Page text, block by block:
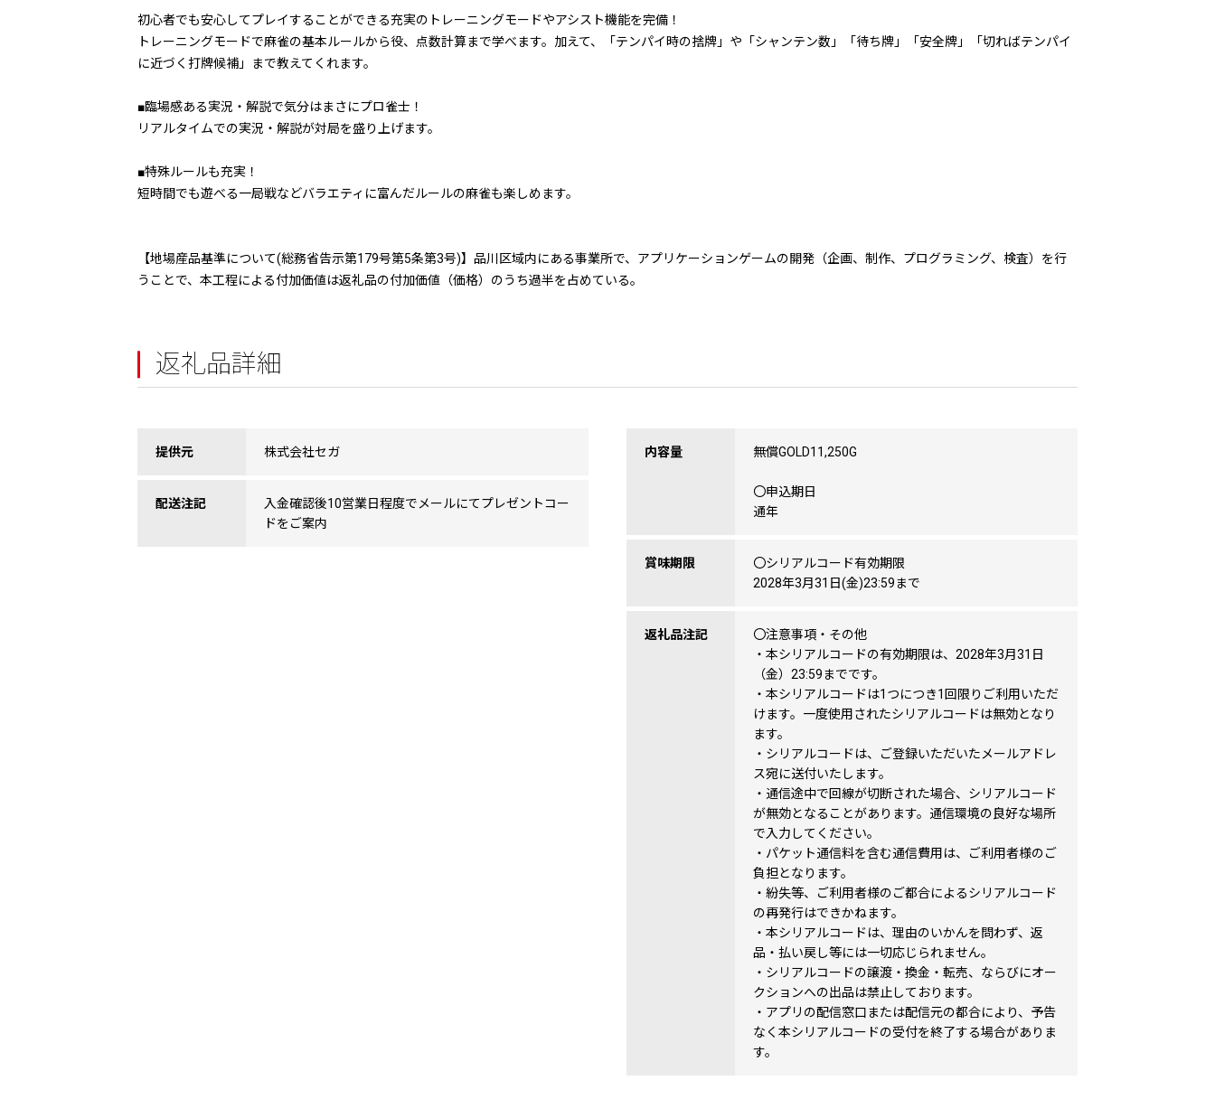
初心者でも安心してプレイすることができる充実のトレーニングモードやアシスト機能を完備！
トレーニングモードで麻雀の基本ルールから役、点数計算まで学べます。加えて、「テンパイ時の捨牌」や「シャンテン数」「待ち牌」「安全牌」「切ればテンパイ
に近づく打牌候補」まで教えてくれます。
■臨場感ある実況・解説で気分はまさにプロ雀士！
リアルタイムでの実況・解説が対局を盛り上げます。
■特殊ルールも充実！
短時間でも遊べる一局戦などバラエティに富んだルールの麻雀も楽しめます。
【地場産品基準について(総務省告示第179号第5条第3号)】品川区域内にある事業所で、アプリケーションゲームの開発（企画、制作、プログラミング、検査）を行
うことで、本工程による付加価値は返礼品の付加価値（価格）のうち過半を占めている。
返礼品詳細
提供元 株式会社セガ
配送注記
入金確認後10営業日程度でメールにてプレゼントコー
ドをご案内
内容量 無償GOLD11,250G
〇申込期日
通年
賞味期限
〇シリアルコード有効期限
2028年3月31日(金)23:59まで
返礼品注記
〇注意事項・その他
・本シリアルコードの有効期限は、2028年3月31日
（金）23:59までです。
・本シリアルコードは1つにつき1回限りご利用いただ
けます。一度使用されたシリアルコードは無効となり
ます。
・シリアルコードは、ご登録いただいたメールアドレ
ス宛に送付いたします。
・通信途中で回線が切断された場合、シリアルコード
が無効となることがあります。通信環境の良好な場所
で入力してください。
・パケット通信料を含む通信費用は、ご利用者様のご
負担となります。
・紛失等、ご利用者様のご都合によるシリアルコード
の再発行はできかねます。
・本シリアルコードは、理由のいかんを問わず、返
品・払い戻し等には一切応じられません。
・シリアルコードの譲渡・換金・転売、ならびにオー
クションへの出品は禁止しております。
・アプリの配信窓口または配信元の都合により、予告
なく本シリアルコードの受付を終了する場合がありま
す。